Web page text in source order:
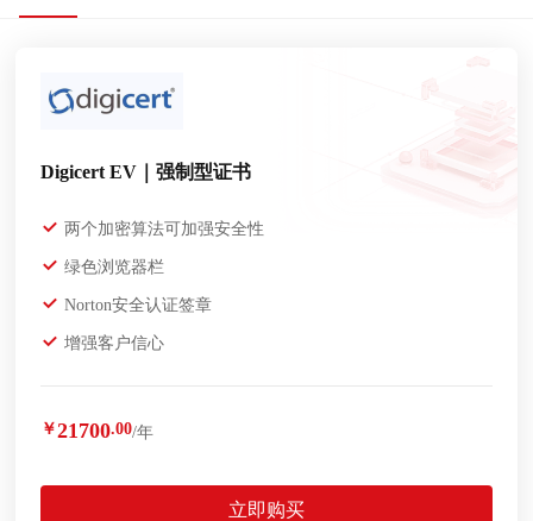
Digicert EV｜强制型证书
两个加密算法可加强安全性
绿色浏览器栏
Norton安全认证签章
增强客户信心
￥21700.00/年
立即购买